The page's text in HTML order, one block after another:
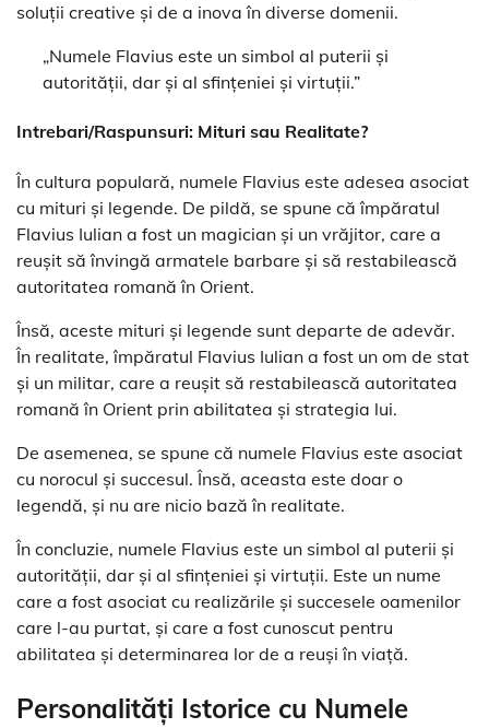
soluții creative și de a inova în diverse domenii.
„Numele Flavius este un simbol al puterii și
autorității, dar și al sfințeniei și virtuții.”
Intrebari/Raspunsuri: Mituri sau Realitate?
În cultura populară, numele Flavius este adesea asociat
cu mituri și legende. De pildă, se spune că împăratul
Flavius Iulian a fost un magician și un vrăjitor, care a
reușit să învingă armatele barbare și să restabilească
autoritatea romană în Orient.
Însă, aceste mituri și legende sunt departe de adevăr.
În realitate, împăratul Flavius Iulian a fost un om de stat
și un militar, care a reușit să restabilească autoritatea
romană în Orient prin abilitatea și strategia lui.
De asemenea, se spune că numele Flavius este asociat
cu norocul și succesul. Însă, aceasta este doar o
legendă, și nu are nicio bază în realitate.
În concluzie, numele Flavius este un simbol al puterii și
autorității, dar și al sfințeniei și virtuții. Este un nume
care a fost asociat cu realizările și succesele oamenilor
care l-au purtat, și care a fost cunoscut pentru
abilitatea și determinarea lor de a reuși în viață.
Personalități Istorice cu Numele